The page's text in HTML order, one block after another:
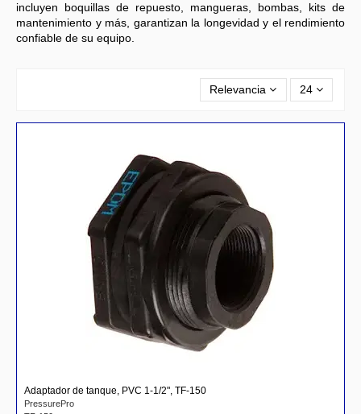
incluyen boquillas de repuesto, mangueras, bombas, kits de
mantenimiento y más, garantizan la longevidad y el rendimiento
confiable de su equipo.
Relevancia 24
Adaptador de tanque, PVC 1-1/2", TF-150
PressurePro